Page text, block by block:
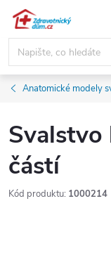
Přejít
obsah
Anatomické modely
Svalstvo
částí
Kód produktu: 1000214